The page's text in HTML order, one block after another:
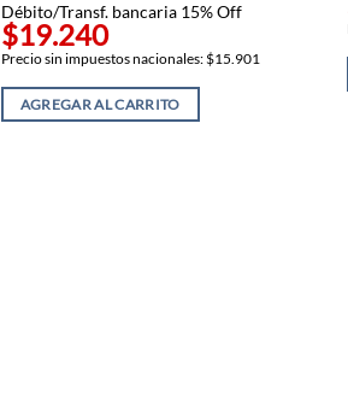
Débito/Transf. bancaria 15% Off
$19.240
Precio sin impuestos nacionales: $15.901
AGREGAR AL CARRITO